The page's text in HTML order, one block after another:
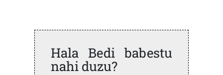
Hala Bedi babestu
nahi duzu?